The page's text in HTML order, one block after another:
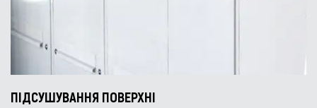
ПІДСУШУВАННЯ ПОВЕРХНІ